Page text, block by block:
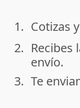
done
1. Cotizas
done
2. Recibes
envío.
done
3. Te